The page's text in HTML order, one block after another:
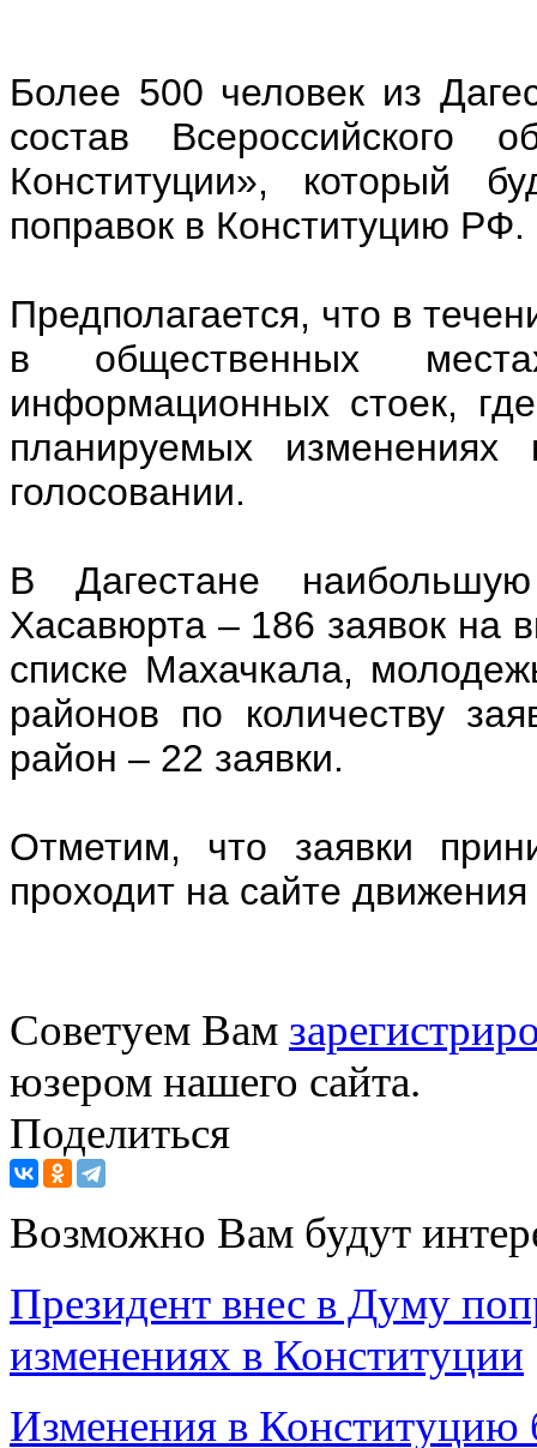
Более 500 человек из
состав Всероссийского
Конституции», который
поправок в Конституцию РФ.
Предполагается, что в
в общественных
информационных стоек,
планируемых
голосовании.
В Дагестане
Хасавюрта – 186 заявок на
списке Махачкала,
районов по количеству
район – 22 заявки.
Отметим, что заявки
проходит на сайте движения
Советуем Вам
юзером нашего сайта.
Поделиться
Возможно Вам будут
Президент внес в Думу
изменениях в Конституции
Изменения в Конституцию